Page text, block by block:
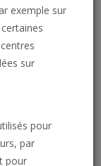
exemple sur
sur
pour
par
pour